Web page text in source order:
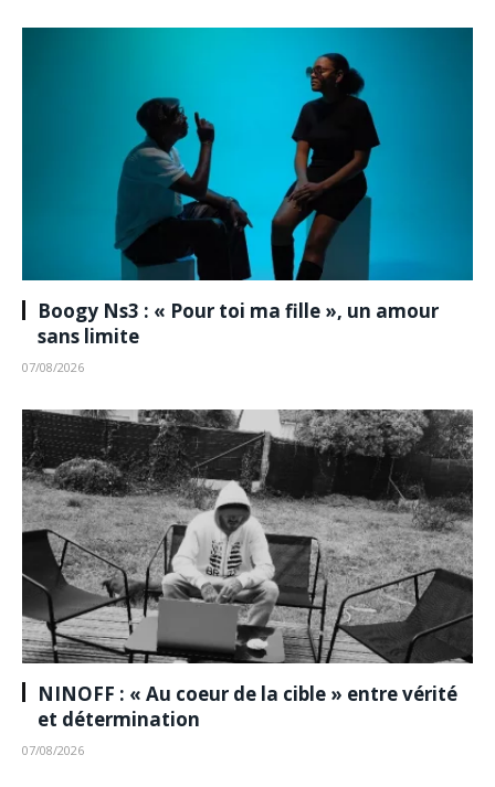
Boogy Ns3 : « Pour toi ma fille », un amour
sans limite
07/08/2026
NINOFF : « Au coeur de la cible » entre vérité
et détermination
07/08/2026